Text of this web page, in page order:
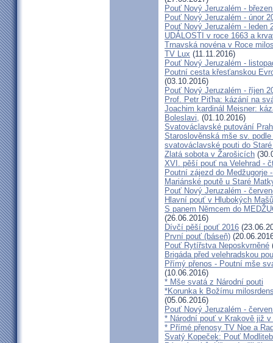
Pouť Nový Jeruzalém -
Pouť Nový Jeruzalém - únor
Pouť Nový Jeruzalém - leden
UDÁLOSTI v roce 1663 a
Trnavská novéna v Roce
TV Lux (11.11.2016)
Pouť Nový Jeruzalém -
Poutní cesta křesťanskou
(03.10.2016)
Pouť Nový Jeruzalém - říjen
Prof. Petr Piťha: kázání na
Joachim kardinál Meisner:
Boleslavi, (01.10.2016)
Svatováclavské putování
Staroslověnská mše sv.
svatováclavské pouti do
Zlatá sobota v Žarošicích
XVI. pěší pouť na Velehrad -
Poutní zájezd do Medžugorje
Mariánské poutě u Staré
Pouť Nový Jeruzalém -
Hlavní pouť v Hlubokých
S panem Němcem do
(26.06.2016)
Dívčí pěší pouť 2016
První pouť (báseň)
Pouť Rytířstva Neposkvrněné
Brigáda před velehradskou
Přímý přenos - Poutní mše
(10.06.2016)
* Mše svatá z Národní pouti
*Korunka k Božímu
(05.06.2016)
Pouť Nový Jeruzalém -
* Národní pouť v Krakově již
* Přímé přenosy TV Noe a
Svatý Kopeček: Pouť